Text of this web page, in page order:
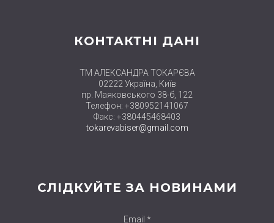
КОНТАКТНІ ДАНІ
ТМ АЛЕКСАНДРА ТОКАРЄВА
02222 Україна, Київ
пр. Маяковського 38-б, 122
Телефон: +380952141067
Факс: +380445468403
tokarevabiser@gmail.com
СЛІДКУЙТЕ ЗА НОВИНАМИ
Email *